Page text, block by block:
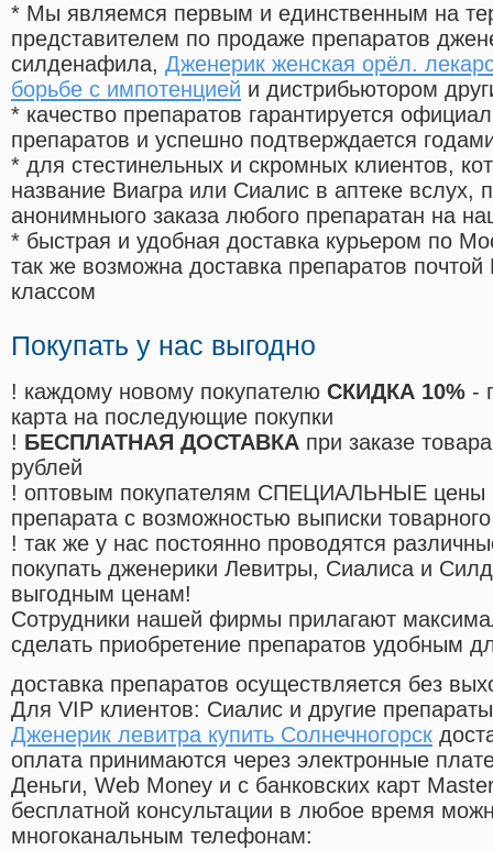
* Мы являемся первым и единственным на
представителем по продаже препаратов
силденафила, Дженерик женская орёл.
борьбе с импотенцией и дистрибьютором
* качество препаратов гарантируется
препаратов и успешно подтверждается
* для стестинельных и скромных клиентов,
название Виагра или Сиалис в аптеке вслух,
анонимныого заказа любого препаратан на
* быстрая и удобная доставка курьером по
так же возможна доставка препаратов
классом
Покупать у нас выгодно
! каждому новому покупателю СКИДКА 10% -
карта на последующие покупки
! БЕСПЛАТНАЯ ДОСТАВКА при заказе
рублей
! оптовым покупателям СПЕЦИАЛЬНЫЕ цены
препарата с возможностью выписки
! так же у нас постоянно проводятся
покупать дженерики Левитры, Сиалиса и
выгодным ценам!
Cотрудники нашей фирмы прилагают
сделать приобретение препаратов удобным
доставка препаратов осуществляется без
Для VIP клиентов: Сиалис и другие
Дженерик левитра купить Солнечногорск
оплата принимаются через электронные
Деньги, Web Money и с банковских карт
бесплатной консультации в любое время
многоканальным телефонам: